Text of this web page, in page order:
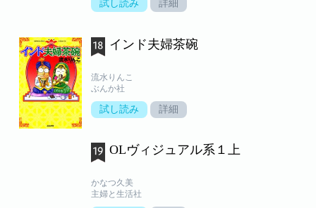
試し読み 詳細
インド夫婦茶碗
流水りんこ
ぶんか社
試し読み 詳細
OLヴィジュアル系１上
かなつ久美
主婦と生活社